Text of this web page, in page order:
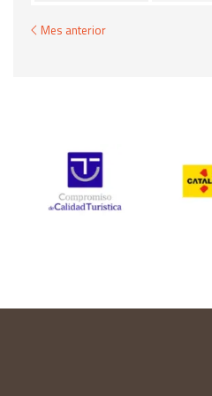
Mes anterior